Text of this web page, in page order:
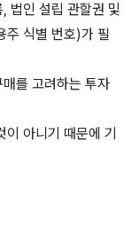
법인 설립 관할권 및
식별 번호)가 필
를 고려하는 투자
아니기 때문에 기